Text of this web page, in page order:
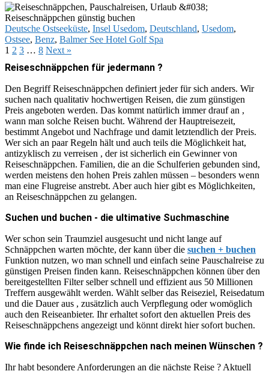
Deutsche Ostseeküste, Insel Usedom, Deutschland, Usedom,
Ostsee, Benz, Balmer See Hotel Golf Spa
1 2 3 … 8 Next »
Reiseschnäppchen für jedermann ?
Den Begriff Reiseschnäppchen definiert jeder für sich anders. Wir
suchen nach qualitativ hochwertigen Reisen, die zum günstigen
Preis angeboten werden. Das kommt natürlich immer drauf an ,
wann man solche Reisen bucht. Während der Hauptreisezeit,
bestimmt Angebot und Nachfrage und damit letztendlich der Preis.
Wer sich an paar Regeln hält und auch teils die Möglichkeit hat,
antizyklisch zu verreisen , der ist sicherlich ein Gewinner von
Reiseschnäppchen. Familien, die an die Schulferien gebunden sind,
werden meistens den hohen Preis zahlen müssen – besonders wenn
man eine Flugreise anstrebt. Aber auch hier gibt es Möglichkeiten,
an Reiseschnäppchen zu gelangen.
Suchen und buchen - die ultimative Suchmaschine
Wer schon sein Traumziel ausgesucht und nicht lange auf
Schnäppchen warten möchte, der kann über die suchen + buchen
Funktion nutzen, wo man schnell und einfach seine Pauschalreise zu
günstigen Preisen finden kann. Reiseschnäppchen können über den
bereitgestellten Filter selber schnell und effizient aus 50 Millionen
Treffern ausgewählt werden. Wählt selber das Reiseziel, Reisedatum
und die Dauer aus , zusätzlich auch Verpflegung oder womöglich
auch den Reiseanbieter. Ihr erhaltet sofort den aktuellen Preis des
Reiseschnäppchens angezeigt und könnt direkt hier sofort buchen.
Wie finde ich Reiseschnäppchen nach meinen Wünschen ?
Ihr habt besondere Anforderungen an die nächste Reise ? Aktuell